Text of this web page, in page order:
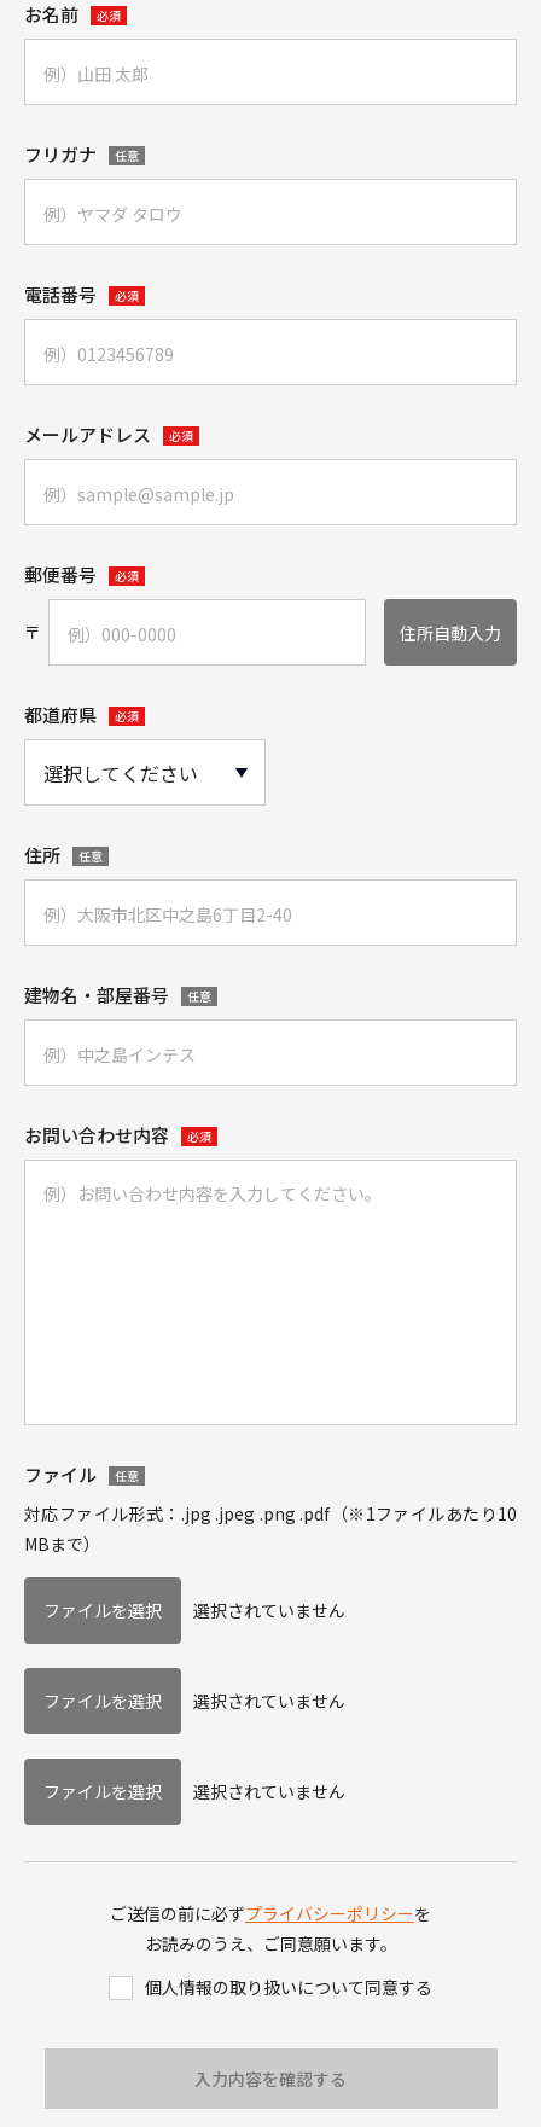
お名前 必須
フリガナ 任意
電話番号 必須
メールアドレス 必須
郵便番号 必須
〒 住所自動入力
都道府県 必須
住所 任意
建物名・部屋番号 任意
お問い合わせ内容 必須
ファイル 任意
対応ファイル形式：.jpg .jpeg .png .pdf（※1ファイルあたり10
MBまで）
選択されていません
選択されていません
選択されていません
ご送信の前に必ずプライバシーポリシーを
お読みのうえ、ご同意願います。
個人情報の取り扱いについて同意する
入力内容を確認する